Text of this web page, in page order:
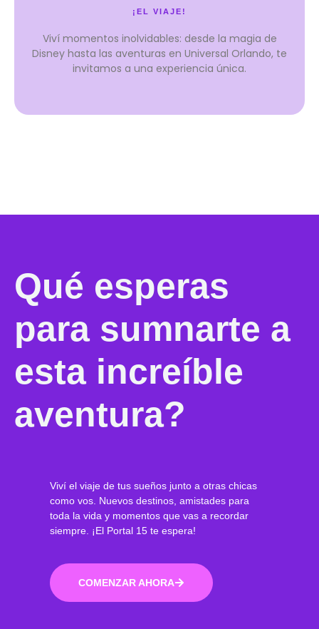
¡EL VIAJE!
Viví momentos inolvidables: desde la magia de
Disney hasta las aventuras en Universal Orlando, te
invitamos a una experiencia única.
Qué esperas
para sumnarte a
esta increíble
aventura?
Viví el viaje de tus sueños junto a otras chicas
como vos. Nuevos destinos, amistades para
toda la vida y momentos que vas a recordar
siempre. ¡El Portal 15 te espera!
COMENZAR AHORA